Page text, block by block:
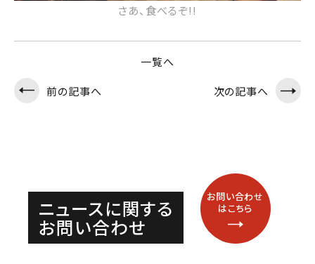
さあ、食べるぞ!!
一覧へ
前の記事へ
次の記事へ
ニュースに関する
お問い合わせ
お問い合わせ
はこちら